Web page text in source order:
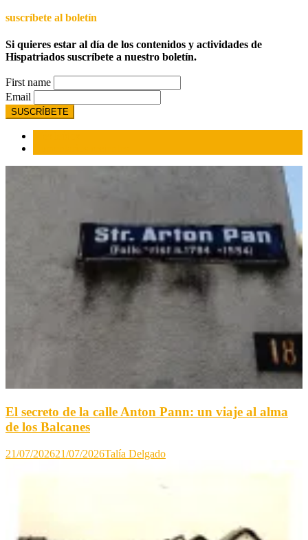
suscríbete al boletín
Si quieres estar al día de los contenidos y actividades de
Hispatriados suscríbete a nuestro boletín.
First name
Email
El secreto de la calle Anton Pann: un viaje al alma
de los Balcanes
21/07/202621/07/2026Talía Delgado